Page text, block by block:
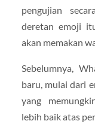
pengujian
deretan emoji
akan memakan
Sebelumnya,
baru, mulai dari
yang
lebih baik atas